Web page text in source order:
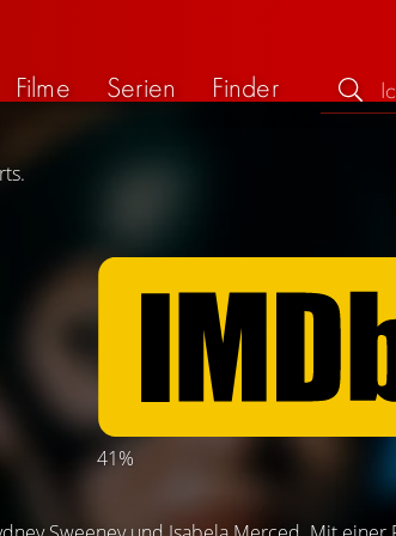
Filme Serien
Finder
41%